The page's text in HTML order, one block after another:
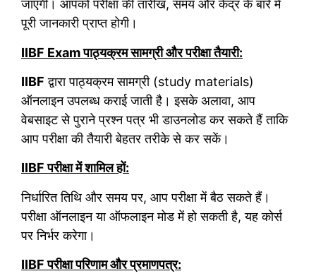
जाएगी। आपको परीक्षा की तारीख, समय और केंद्र के बारे में
पूरी जानकारी प्राप्त होगी।
IIBF Exam पाठ्यक्रम सामग्री और परीक्षा तैयारी:
IIBF द्वारा पाठ्यक्रम सामग्री (study materials)
ऑनलाइन उपलब्ध कराई जाती है। इसके अलावा, आप
वेबसाइट से पुराने प्रश्न पत्र भी डाउनलोड कर सकते हैं ताकि
आप परीक्षा की तैयारी बेहतर तरीके से कर सकें।
IIBF परीक्षा में शामिल हों:
निर्धारित तिथि और समय पर, आप परीक्षा में बैठ सकते हैं।
परीक्षा ऑनलाइन या ऑफलाइन मोड में हो सकती है, यह कोर्स
पर निर्भर करेगा।
IIBF परीक्षा परिणाम और प्रमाणपत्र: